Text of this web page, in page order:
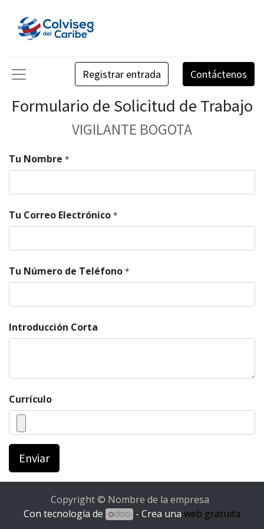
Registrar entrada Contáctenos
Formulario de Solicitud de Trabajo
VIGILANTE BOGOTA
Tu Nombre *
Tu Correo Electrónico *
Tu Número de Teléfono *
Introducción Corta
Currículo
Enviar
Copyright © Nombre de la empresa
Con tecnología de
- Crea una web gratuita